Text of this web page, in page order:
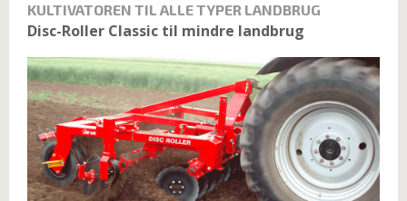
KULTIVATOREN TIL ALLE TYPER LANDBRUG
Disc-Roller Classic til mindre landbrug